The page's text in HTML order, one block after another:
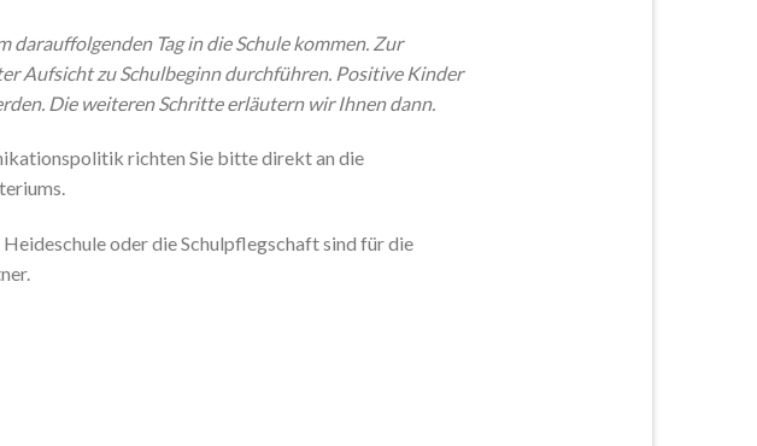
darauffolgenden Tag in die Schule kommen. Zur
Aufsicht zu Schulbeginn durchführen. Positive Kinder
Die weiteren Schritte erläutern wir Ihnen dann.
richten Sie bitte direkt an die
oder die Schulpflegschaft sind für die